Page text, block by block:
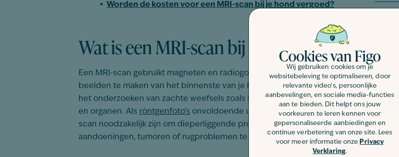
Cookies van Figo
Wij gebruiken cookies om je
websitebeleving te optimaliseren, door
relevante video's, persoonlijke
aanbevelingen, en sociale media-functies
aan te bieden. Dit helpt ons jouw
voorkeuren te leren kennen voor
gepersonaliseerde aanbiedingen en
continue verbetering van onze site. Lees
voor meer informatie onze Privacy
Verklaring.
Worden de kosten voor een MRI-scan bij je hond vergoed?
Wat is een MRI-scan bij je hond?
Een MRI-scan gebruikt magneten en radiogolven omgedetailleerde
beelden te maken van het binnenste van je hond. isvooral nuttig voor
het onderzoeken van zachte weefsels zoals hersenen,ruggenmerg,spieren
en organen. Als röntgenfoto’s onvoldoende uitsluitsel geven,kan een MRI-
scan noodzakelijk zijn om dieperliggende problemen zoals neurologische
aandoeningen, tumoren of rugproblemen te identificeren